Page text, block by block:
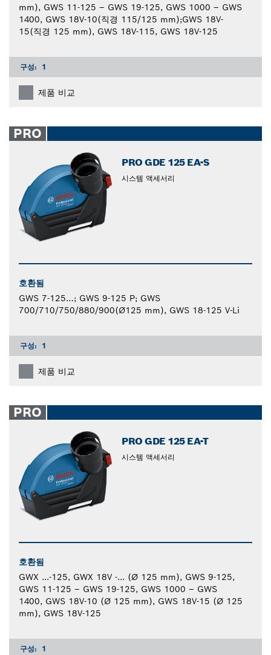
mm), GWS 11-125 – GWS 19-125, GWS 1000 – GWS
1400, GWS 18V-10(직경 115/125 mm);GWS 18V-
15(직경 125 mm), GWS 18V-115, GWS 18V-125
구성: 1
제품 비교
PRO
PRO GDE 125 EA-S
시스템 액세서리
호환됨
GWS 7-125…; GWS 9-125 P; GWS
700/710/750/880/900(Ø125 mm), GWS 18-125 V-Li
구성: 1
제품 비교
PRO
PRO GDE 125 EA-T
시스템 액세서리
호환됨
GWX ...-125, GWX 18V -... (Ø 125 mm), GWS 9-125,
GWS 11-125 – GWS 19-125, GWS 1000 – GWS
1400, GWS 18V-10 (Ø 125 mm), GWS 18V-15 (Ø 125
mm), GWS 18V-125
구성: 1